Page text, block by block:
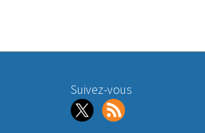
Suivez-vous